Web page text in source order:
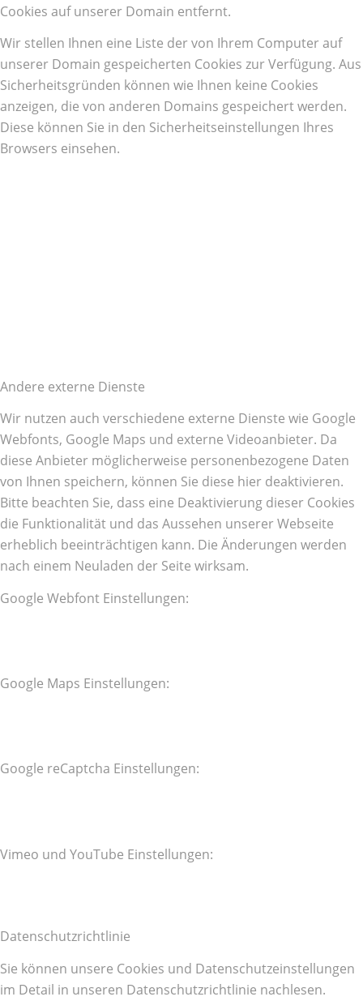
Cookies auf unserer Domain entfernt.
Wir stellen Ihnen eine Liste der von Ihrem Computer auf
unserer Domain gespeicherten Cookies zur Verfügung. Aus
Sicherheitsgründen können wie Ihnen keine Cookies
anzeigen, die von anderen Domains gespeichert werden.
Diese können Sie in den Sicherheitseinstellungen Ihres
Browsers einsehen.
Andere externe Dienste
Wir nutzen auch verschiedene externe Dienste wie Google
Webfonts, Google Maps und externe Videoanbieter. Da
diese Anbieter möglicherweise personenbezogene Daten
von Ihnen speichern, können Sie diese hier deaktivieren.
Bitte beachten Sie, dass eine Deaktivierung dieser Cookies
die Funktionalität und das Aussehen unserer Webseite
erheblich beeinträchtigen kann. Die Änderungen werden
nach einem Neuladen der Seite wirksam.
Google Webfont Einstellungen:
Google Maps Einstellungen:
Google reCaptcha Einstellungen:
Vimeo und YouTube Einstellungen:
Datenschutzrichtlinie
Sie können unsere Cookies und Datenschutzeinstellungen
im Detail in unseren Datenschutzrichtlinie nachlesen.